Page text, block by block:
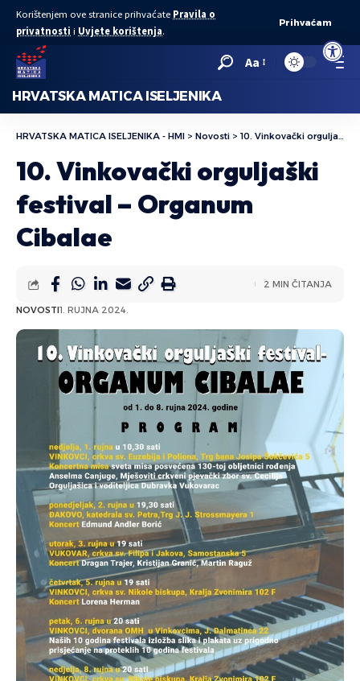
Open
Korištenjem ove stranice prihvaćate Pravila o
privatnosti i Uvjete korištenja.
Prihvaćam
Aa
HRVATSKA MATICA ISELJENIKA
HRVATSKA MATICA ISELJENIKA - HMI > Novosti > 10. Vinkovački orguljaški festival – Organum Cibalae
10. Vinkovački orguljaški
festival – Organum
Cibalae
NOVOSTI1. RUJNA 2024.
2 MIN ČITANJA